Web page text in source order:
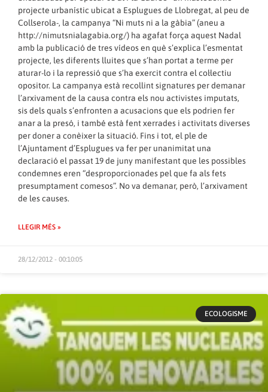
projecte urbanístic ubicat a Esplugues de Llobregat, al peu de
Collserola-, la campanya “Ni muts ni a la gàbia” (aneu a
http://nimutsnialagabia.org/) ha agafat força aquest Nadal
amb la publicació de tres vídeos en què s’explica l’esmentat
projecte, les diferents lluites que s’han portat a terme per
aturar-lo i la repressió que s’ha exercit contra el col·lectiu
opositor. La campanya està recollint signatures per demanar
l’arxivament de la causa contra els nou activistes imputats,
sis dels quals s’enfronten a acusacions que els podrien fer
anar a la presó, i també està fent xerrades i activitats diverses
per doner a conèixer la situació. Fins i tot, el ple de
l’Ajuntament d’Esplugues va fer per unanimitat una
declaració el passat 19 de juny manifestant que les possibles
condemnes eren “desproporcionades pel que fa als fets
presumptament comesos”. No va demanar, però, l’arxivament
de les causes.
LLEGIR MÉS »
28/12/2012 - 00:10:05
ECOLOGISME